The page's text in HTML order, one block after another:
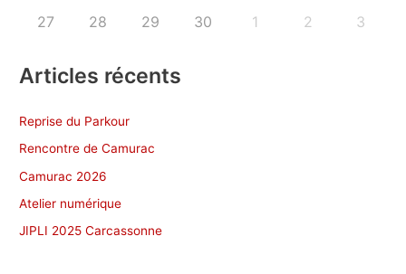
27 28 29 30 1 2 3
Articles récents
Reprise du Parkour
Rencontre de Camurac
Camurac 2026
Atelier numérique
JIPLI 2025 Carcassonne